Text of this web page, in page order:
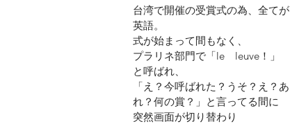
台湾で開催の受賞式の為、全てが
英語。
式が始まって間もなく、
プラリネ部門で「le　leuve！」
と呼ばれ、
「え？今呼ばれた？うそ？え？あ
れ？何の賞？」と言ってる間に
突然画面が切り替わり